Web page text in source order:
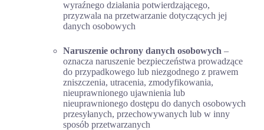
wyraźnego działania potwierdzającego,
przyzwala na przetwarzanie dotyczących jej
danych osobowych
Naruszenie ochrony danych osobowych –
oznacza naruszenie bezpieczeństwa prowadzące
do przypadkowego lub niezgodnego z prawem
zniszczenia, utracenia, zmodyfikowania,
nieuprawnionego ujawnienia lub
nieuprawnionego dostępu do danych osobowych
przesyłanych, przechowywanych lub w inny
sposób przetwarzanych